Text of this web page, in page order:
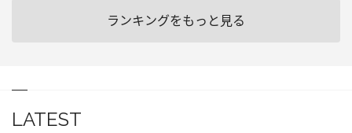
ランキングをもっと見る
LATEST